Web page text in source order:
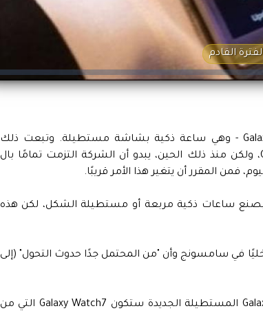
في عام 2013، قامت سامسونج بإصدار ساعة Galaxy Gear - وهي ساعة ذكية بشاشة مستطيلة. وتبعت ذلك
بجهازين آخرين بنفس التصميم هما Gear 2 و Gear Live، ولكن منذ ذلك الحين، يبدو أن الشركة التزمت تمامًا بال
فمن المقرر أن يتغير هذا الأمر قريبًا.
بصنع ساعات ذكية مربعة أو مستطيلة الشكل، لكن هذه
في سامسونج وأن "من المحتمل جدًا حدوث التحول" (إلى
ومما يؤسف له أنه لا يُعرف ما إذا كانت ساعة Galaxy Watch المستطيلة الجديدة ستكون Galaxy Watch7 التي من